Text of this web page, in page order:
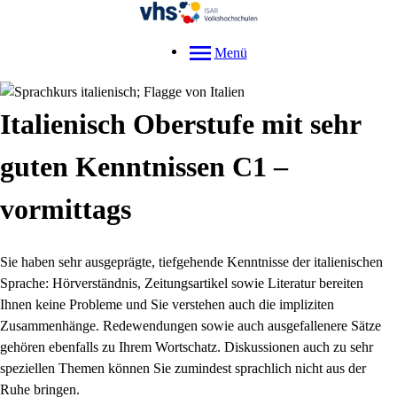
Menü
Italienisch Oberstufe mit sehr
guten Kenntnissen C1 –
vormittags
Sie haben sehr ausgeprägte, tiefgehende Kenntnisse der italienischen
Sprache: Hörverständnis, Zeitungsartikel sowie Literatur bereiten
Ihnen keine Probleme und Sie verstehen auch die impliziten
Zusammenhänge. Redewendungen sowie auch ausgefallenere Sätze
gehören ebenfalls zu Ihrem Wortschatz. Diskussionen auch zu sehr
speziellen Themen können Sie zumindest sprachlich nicht aus der
Ruhe bringen.